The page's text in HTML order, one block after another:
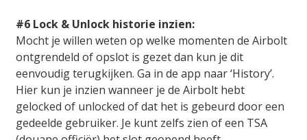
#6 Lock & Unlock historie inzien:
Mocht je willen weten op welke momenten de Airbolt
ontgrendeld of opslot is gezet dan kun je dit
eenvoudig terugkijken. Ga in de app naar ‘History’.
Hier kun je inzien wanneer je de Airbolt hebt
gelocked of unlocked of dat het is gebeurd door een
gedeelde gebruiker. Je kunt zelfs zien of een TSA